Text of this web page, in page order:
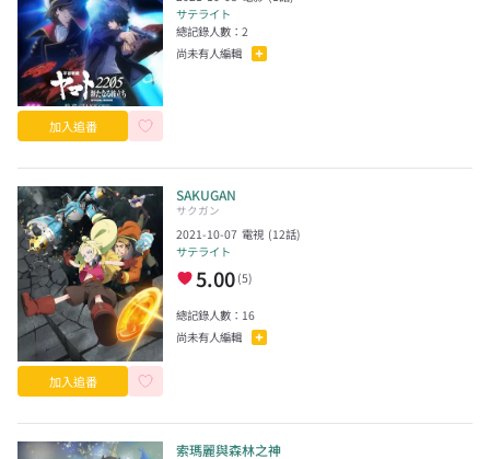
加入追番
サテライト
總記錄人數：2
尚未有人編輯
加入追番
SAKUGAN
サクガン
2021-10-07 電視 (12話)
サテライト
5.00 (5)
總記錄人數： 16
尚未有人編輯
索瑪麗與森林之神